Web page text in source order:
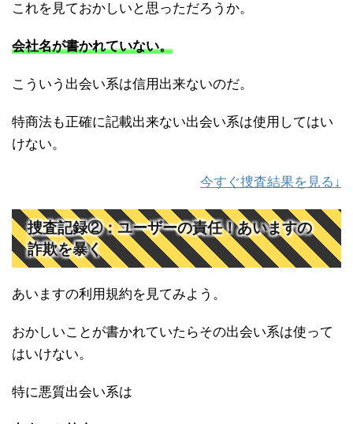
これを見ておかしいと思っただろうか。
会社名が書かれていない。
こういう出会い系は信用出来ないのだ。
特商法も正確に記載出来ない出会い系は使用してはい
けない。
今すぐ捜査結果を見る↓
捜査記録②：ユーザーの責任！あいますの
詐欺を暴く
あいますの利用規約を見てみよう。
おかしいことが書かれていたらその出会い系は使って
はいけない。
特に悪質出会い系は